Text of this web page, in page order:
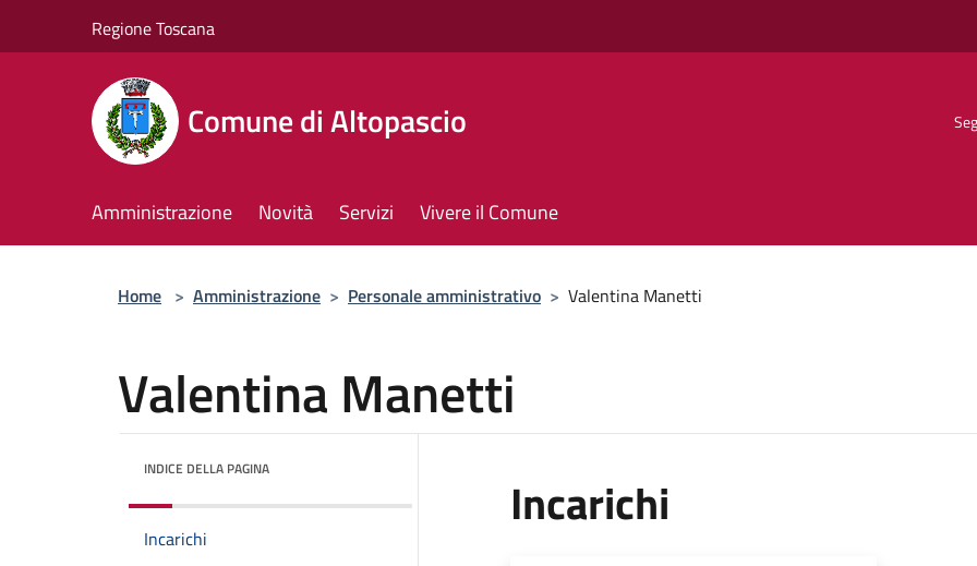
Regione Toscana
Comune di Altopascio
Amministrazione Novità Servizi Vivere il Comune
Home > Amministrazione > Personale amministrativo > Valentina Manetti
Valentina Manetti
INDICE DELLA PAGINA
Incarichi
Incarichi